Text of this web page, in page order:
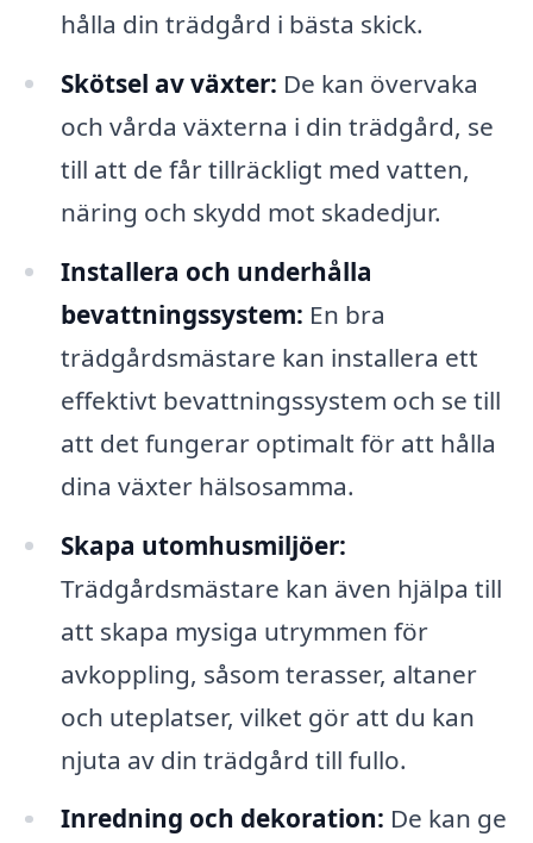
hålla din trädgård i bästa skick.
Skötsel av växter: De kan övervaka
och vårda växterna i din trädgård, se
till att de får tillräckligt med vatten,
näring och skydd mot skadedjur.
Installera och underhålla
bevattningssystem: En bra
trädgårdsmästare kan installera ett
effektivt bevattningssystem och se till
att det fungerar optimalt för att hålla
dina växter hälsosamma.
Skapa utomhusmiljöer:
Trädgårdsmästare kan även hjälpa till
att skapa mysiga utrymmen för
avkoppling, såsom terasser, altaner
och uteplatser, vilket gör att du kan
njuta av din trädgård till fullo.
Inredning och dekoration: De kan ge